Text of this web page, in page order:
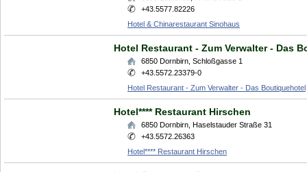
+43.5577.82226
Hotel & Chinarestaurant Sinohaus
Hotel Restaurant - Zum Verwalter - Das
6850 Dornbirn Schloßgasse 1
+43.5572.23379-0
Hotel Restaurant - Zum Verwalter - Das Boutiquehotel
Hotel**** Restaurant Hirschen
6850 Dornbirn Haselstauder Straße 31
+43.5572.26363
Hotel**** Restaurant Hirschen